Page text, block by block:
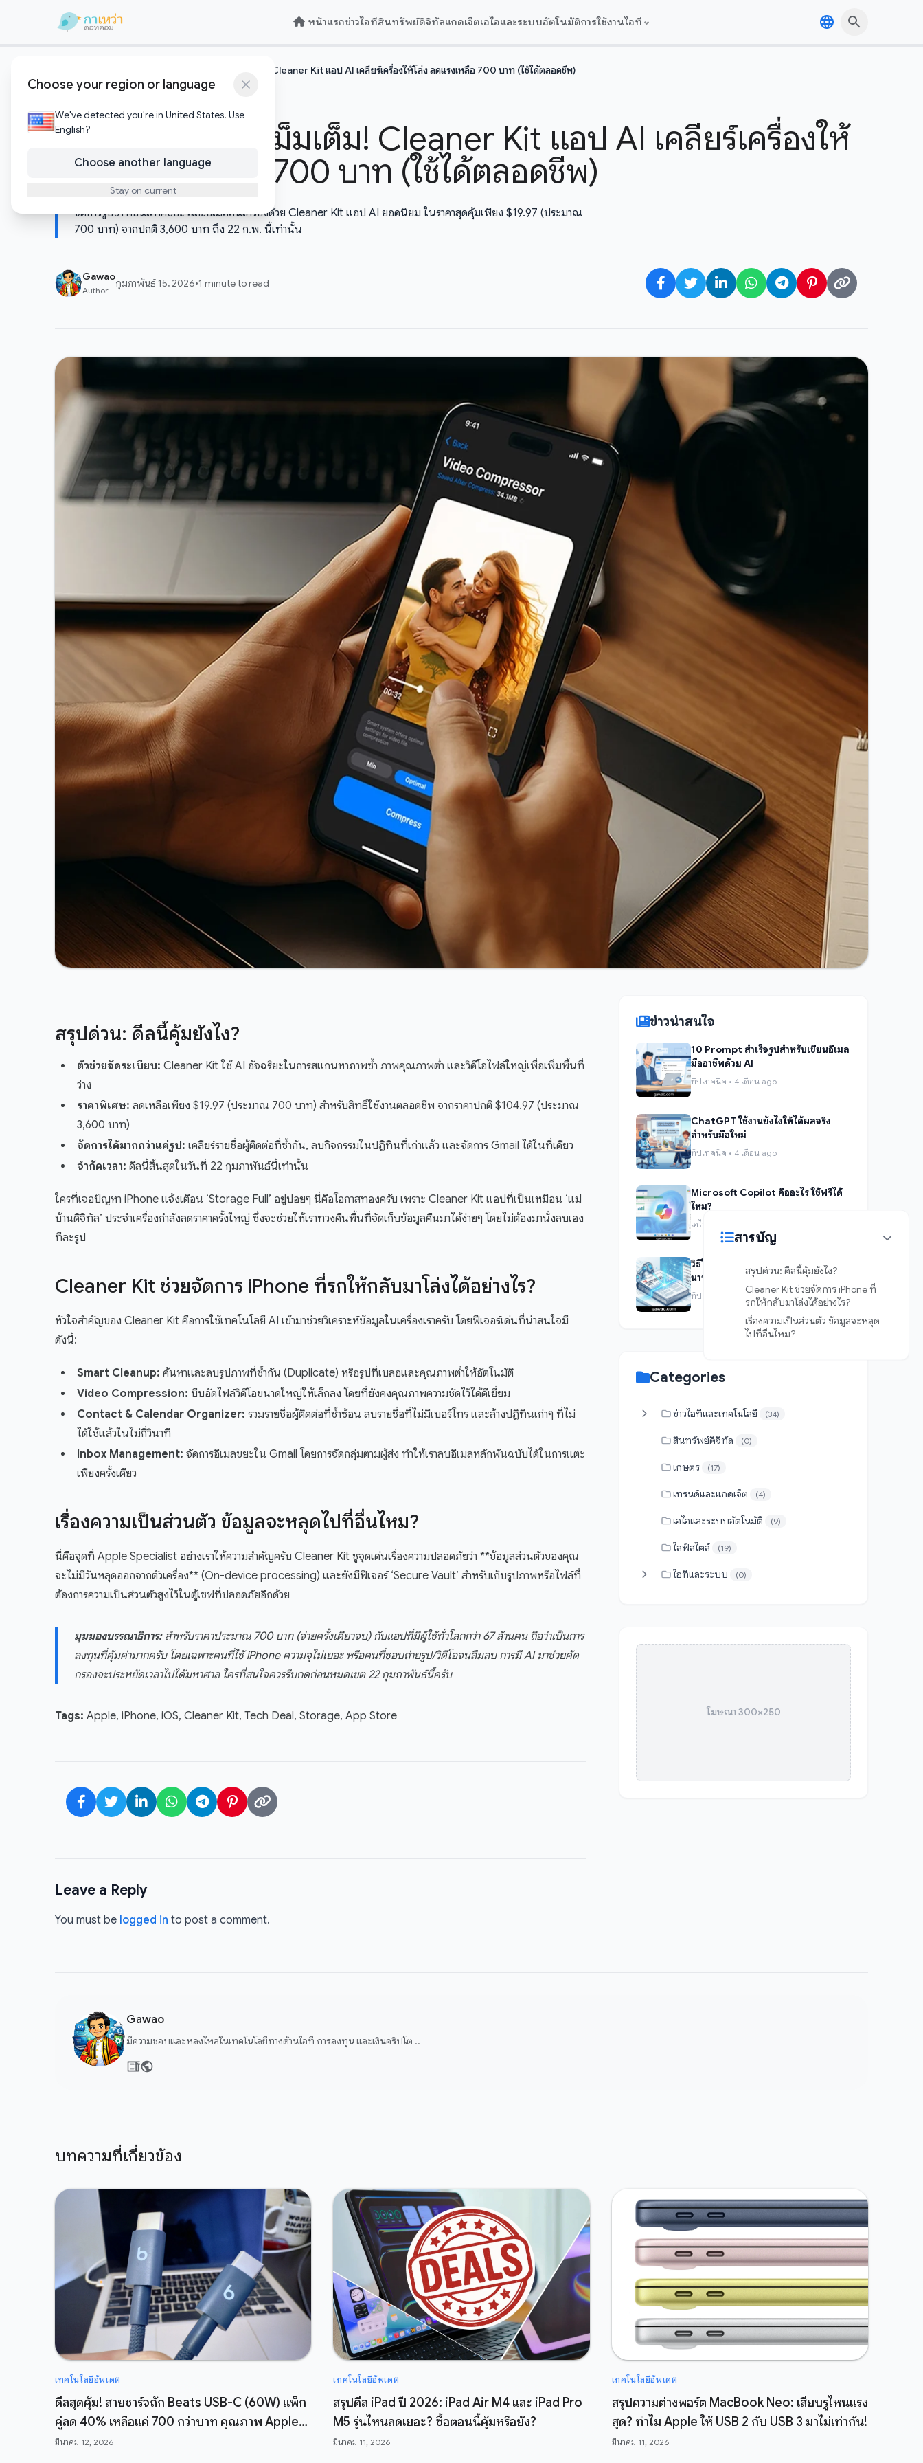
หน้าแรกข่าวไอทีสินทรัพย์ดิจิทัลแกดเจ็ตเอไอและระบบอัตโนมัติการใช้งานไอที
Choose your region or language
We've detected you're in United States. Use
English?
Choose another language
Stay on current
บอกลา iPhone เม็มเต็ม! Cleaner Kit แอป AI เคลียร์เครื่องให้โล่ง ลดแรงเหลือ 700 บาท (ใช้ได้ตลอดชีพ)
บอกลา iPhone เม็มเต็ม! Cleaner Kit แอป AI เคลียร์เครื่องให้
โล่ง ลดแรงเหลือ 700 บาท (ใช้ได้ตลอดชีพ)
จัดการรูปซ้ำ คอนแทคขยะ และอีเมลล้นเครื่องด้วย Cleaner Kit แอป AI ยอดนิยม ในราคาสุดคุ้มเพียง $19.97 (ประมาณ
700 บาท) จากปกติ 3,600 บาท ถึง 22 ก.พ. นี้เท่านั้น
Gawao
Author
กุมภาพันธ์ 15, 2026•1 minute to read
สรุปด่วน: ดีลนี้คุ้มยังไง?
ตัวช่วยจัดระเบียบ: Cleaner Kit ใช้ AI อัจฉริยะในการสแกนหาภาพซ้ำ ภาพคุณภาพต่ำ และวิดีโอไฟล์ใหญ่เพื่อเพิ่มพื้นที่
ว่าง
ราคาพิเศษ: ลดเหลือเพียง $19.97 (ประมาณ 700 บาท) สำหรับสิทธิ์ใช้งานตลอดชีพ จากราคาปกติ $104.97 (ประมาณ
3,600 บาท)
จัดการได้มากกว่าแค่รูป: เคลียร์รายชื่อผู้ติดต่อที่ซ้ำกัน, ลบกิจกรรมในปฏิทินที่เก่าแล้ว และจัดการ Gmail ได้ในที่เดียว
จำกัดเวลา: ดีลนี้สิ้นสุดในวันที่ 22 กุมภาพันธ์นี้เท่านั้น
ใครที่เจอปัญหา iPhone แจ้งเตือน ‘Storage Full’ อยู่บ่อยๆ นี่คือโอกาสทองครับ เพราะ Cleaner Kit แอปที่เป็นเหมือน ‘แม่
บ้านดิจิทัล’ ประจำเครื่องกำลังลดราคาครั้งใหญ่ ซึ่งจะช่วยให้เราทวงคืนพื้นที่จัดเก็บข้อมูลคืนมาได้ง่ายๆ โดยไม่ต้องมานั่งลบเอง
ทีละรูป
Cleaner Kit ช่วยจัดการ iPhone ที่รกให้กลับมาโล่งได้อย่างไร?
หัวใจสำคัญของ Cleaner Kit คือการใช้เทคโนโลยี AI เข้ามาช่วยวิเคราะห์ข้อมูลในเครื่องเราครับ โดยฟีเจอร์เด่นที่น่าสนใจมี
ดังนี้:
Smart Cleanup: ค้นหาและลบรูปภาพที่ซ้ำกัน (Duplicate) หรือรูปที่เบลอและคุณภาพต่ำให้อัตโนมัติ
Video Compression: บีบอัดไฟล์วิดีโอขนาดใหญ่ให้เล็กลง โดยที่ยังคงคุณภาพความชัดไว้ได้ดีเยี่ยม
Contact & Calendar Organizer: รวมรายชื่อผู้ติดต่อที่ซ้ำซ้อน ลบรายชื่อที่ไม่มีเบอร์โทร และล้างปฏิทินเก่าๆ ที่ไม่
ได้ใช้แล้วในไม่กี่วินาที
Inbox Management: จัดการอีเมลขยะใน Gmail โดยการจัดกลุ่มตามผู้ส่ง ทำให้เราลบอีเมลหลักพันฉบับได้ในการแตะ
เพียงครั้งเดียว
เรื่องความเป็นส่วนตัว ข้อมูลจะหลุดไปที่อื่นไหม?
นี่คือจุดที่ Apple Specialist อย่างเราให้ความสำคัญครับ Cleaner Kit ชูจุดเด่นเรื่องความปลอดภัยว่า **ข้อมูลส่วนตัวของคุณ
จะไม่มีวันหลุดออกจากตัวเครื่อง** (On-device processing) และยังมีฟีเจอร์ ‘Secure Vault’ สำหรับเก็บรูปภาพหรือไฟล์ที่
ต้องการความเป็นส่วนตัวสูงไว้ในตู้เซฟที่ปลอดภัยอีกด้วย
มุมมองบรรณาธิการ:สำหรับราคาประมาณ 700 บาท (จ่ายครั้งเดียวจบ) กับแอปที่มีผู้ใช้ทั่วโลกกว่า 67 ล้านคน ถือว่าเป็นการ
ลงทุนที่คุ้มค่ามากครับ โดยเฉพาะคนที่ใช้ iPhone ความจุไม่เยอะ หรือคนที่ชอบถ่ายรูป/วิดีโอจนลืมลบ การมี AI มาช่วยคัด
กรองจะประหยัดเวลาไปได้มหาศาล ใครที่สนใจควรรีบกดก่อนหมดเขต 22 กุมภาพันธ์นี้ครับ
Tags: Apple, iPhone, iOS, Cleaner Kit, Tech Deal, Storage, App Store
Leave a Reply
You must be logged in to post a comment.
ข่าวน่าสนใจ
10 Prompt สำเร็จรูปสำหรับเขียนอีเมล
มืออาชีพด้วย AI
ทิปเทคนิค • 4 เดือน ago
ChatGPT ใช้งานยังไงให้ได้ผลจริง
สำหรับมือใหม่
ทิปเทคนิค • 4 เดือน ago
Microsoft Copilot คืออะไร ใช้ฟรีได้
ไหม?
เอไอและระบบอัตโนมัติ • 4 เดือน ago
วิธีใช้ AI สรุปเอกสาร PDF ยาวๆ ใน 1
นาที
ทิปเทคนิค • 4 เดือน ago
Categories
ข่าวไอทีและเทคโนโลยี (34)
สินทรัพย์ดิจิทัล (0)
เกษตร (17)
เทรนด์และแกดเจ็ต (4)
เอไอและระบบอัตโนมัติ (9)
ไลฟ์สไตล์ (19)
ไอทีและระบบ (0)
โฆษณา 300×250
Gawao
มีความชอบและหลงไหลในเทคโนโลยีทางด้านไอที การลงทุน และเงินคริปโต ..
บทความที่เกี่ยวข้อง
เทคโนโลยีอัพเดต
ดีลสุดคุ้ม! สายชาร์จถัก Beats USB-C (60W) แพ็ก
คู่ลด 40% เหลือแค่ 700 กว่าบาท คุณภาพ Apple
ในราคาสบายกระเป๋า
มีนาคม 12, 2026
เทคโนโลยีอัพเดต
สรุปดีล iPad ปี 2026: iPad Air M4 และ iPad Pro
M5 รุ่นไหนลดเยอะ? ซื้อตอนนี้คุ้มหรือยัง?
มีนาคม 11, 2026
เทคโนโลยีอัพเดต
สรุปความต่างพอร์ต MacBook Neo: เสียบรูไหนแรง
สุด? ทำไม Apple ให้ USB 2 กับ USB 3 มาไม่เท่ากัน!
มีนาคม 11, 2026
สารบัญ
สรุปด่วน: ดีลนี้คุ้มยังไง?
Cleaner Kit ช่วยจัดการ iPhone ที่
รกให้กลับมาโล่งได้อย่างไร?
เรื่องความเป็นส่วนตัว ข้อมูลจะหลุด
ไปที่อื่นไหม?